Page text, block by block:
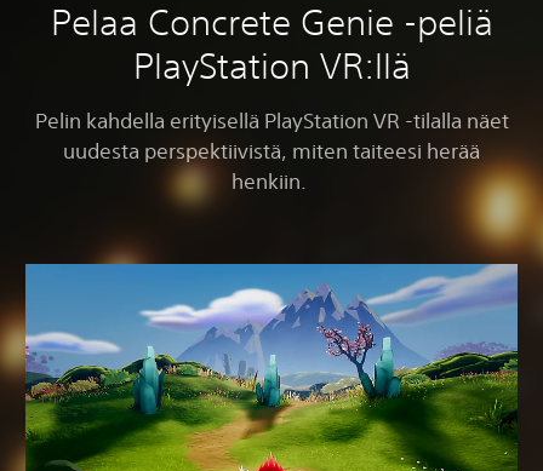
Pelaa Concrete Genie -peliä
PlayStation VR:llä
Pelin kahdella erityisellä PlayStation VR -tilalla näet
uudesta perspektiivistä, miten taiteesi herää
henkiin.